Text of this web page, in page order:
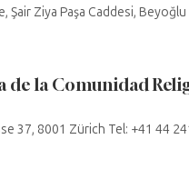
Şair Ziya Paşa Caddesi, Beyoğlu
de la Comunidad
37, 8001 Zürich Tel: +41 44